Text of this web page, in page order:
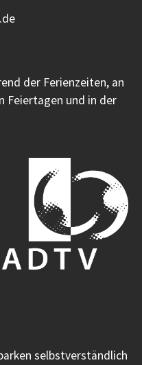
der Ferienzeiten, an
Feiertagen und in der
selbstverständlich